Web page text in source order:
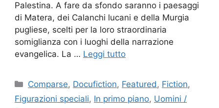
Palestina. A fare da sfondo saranno i paesaggi
di Matera, dei Calanchi lucani e della Murgia
pugliese, scelti per la loro straordinaria
somiglianza con i luoghi della narrazione
evangelica. La … Leggi tutto
Categorie
Comparse, Docufiction, Featured, Fiction,
Figurazioni speciali, In primo piano, Uomini /